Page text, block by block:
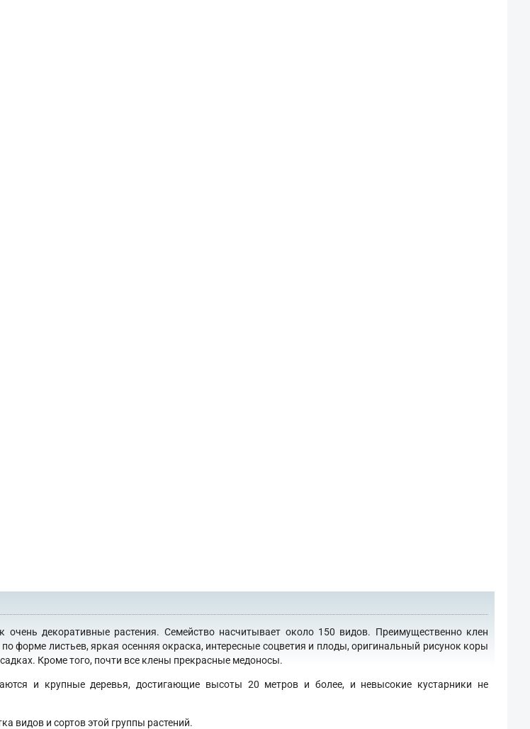
декоративные растения. Семейство насчитывает около 150 видов. Преимущественно клен
форме листьев, яркая осенняя окраска, интересные соцветия и плоды, оригинальный рисунок коры
Кроме того, почти все клены прекрасные медоносы.
и крупные деревья, достигающие высоты 20 метров и более, и невысокие кустарники не
видов и сортов этой группы растений.